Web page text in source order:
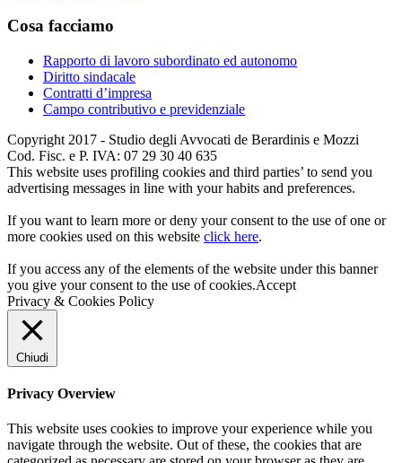
Cosa facciamo
Rapporto di lavoro subordinato ed autonomo
Diritto sindacale
Contratti d’impresa
Campo contributivo e previdenziale
Copyright 2017 - Studio degli Avvocati de Berardinis e Mozzi
Cod. Fisc. e P. IVA: 07 29 30 40 635
This website uses profiling cookies and third parties’ to send you
advertising messages in line with your habits and preferences.
If you want to learn more or deny your consent to the use of one or
more cookies used on this website click here.
If you access any of the elements of the website under this banner
you give your consent to the use of cookies.Accept
Privacy & Cookies Policy
Chiudi
Privacy Overview
This website uses cookies to improve your experience while you
navigate through the website. Out of these, the cookies that are